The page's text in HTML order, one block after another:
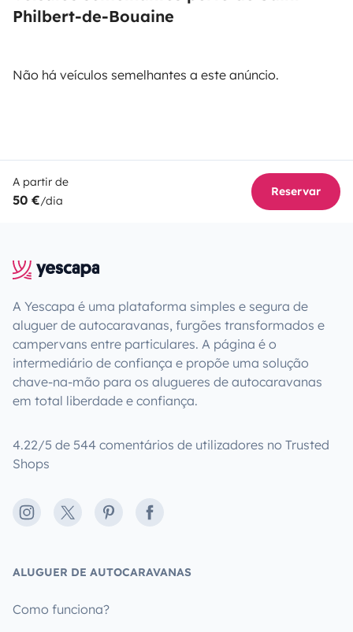
Philbert-de-Bouaine
Não há veículos semelhantes a este anúncio.
A partir de
50 €/dia
Reservar
A Yescapa é uma plataforma simples e segura de
aluguer de autocaravanas, furgões transformados e
campervans entre particulares. A página é o
intermediário de confiança e propõe uma solução
chave-na-mão para os alugueres de autocaravanas
em total liberdade e confiança.
4.22/5 de 544 comentários de utilizadores no Trusted
Shops
Instagram
X PinterestFacebook
ALUGUER DE AUTOCARAVANAS
Como funciona?